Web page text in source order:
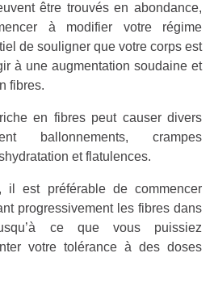
être trouvés en abondance,
à modifier votre régime
de souligner que votre corps est
à une augmentation soudaine et
fibres.
en fibres peut causer divers
ballonnements, crampes
et flatulences.
il est préférable de commencer
progressivement les fibres dans
ce que vous puissiez
votre tolérance à des doses